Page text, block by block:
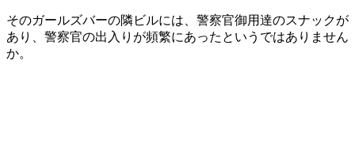
そのガールズバーの隣ビルには、警察官御用達のスナックが
あり、警察官の出入りが頻繁にあったというではありません
か。